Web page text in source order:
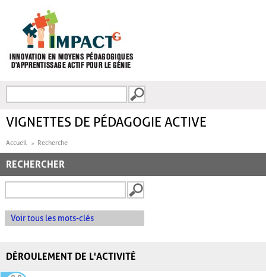
FORMULAIRE DE
VIGNETTES DE PÉDAGOGIE ACTIVE
Accueil Recherche
RECHERCHER
Voir tous les mots-clés
DÉROULEMENT DE L'ACTIVITÉ